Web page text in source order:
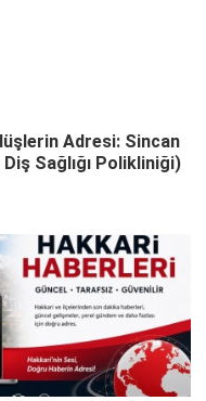
Adresi: Sincan
Sağlığı Polikliniği)